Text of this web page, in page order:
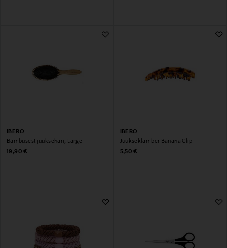
IBERO
Bambusest juuksehari, Large
Original Price
19,90 €
IBERO
Juukseklamber Banana Clip
Original Price
5,50 €